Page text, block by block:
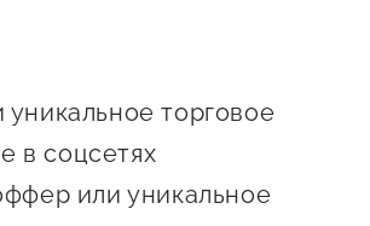
центра
и молодежного
сферы
торговое
в соцсетях
или уникальное